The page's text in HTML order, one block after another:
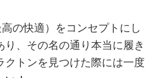
の快適）をコンセプトにし
り、その名の通り本当に履き
クトンを見つけた際には一度